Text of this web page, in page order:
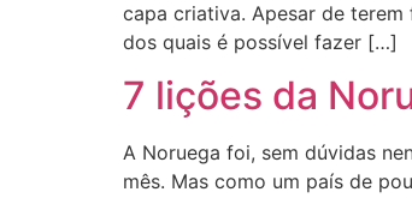
capa criativa. Apesar de
dos quais é possível fazer […]
7 lições da
A Noruega foi, sem dúvidas
mês. Mas como um país de